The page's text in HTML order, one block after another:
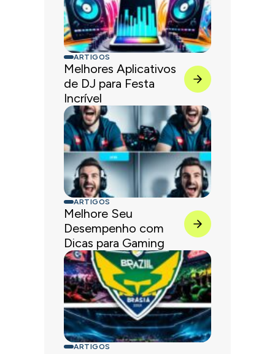
ARTIGOS
Melhores Aplicativos
de DJ para Festa
Incrível
ARTIGOS
Melhore Seu
Desempenho com
Dicas para Gaming
ARTIGOS